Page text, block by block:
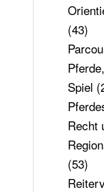
(43)
Spiel
Recht
(53)